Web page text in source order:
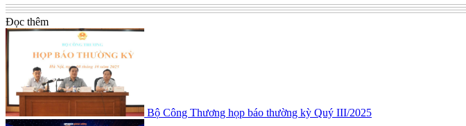
Đọc thêm
Bộ Công Thương họp báo thường kỳ Quý III/2025